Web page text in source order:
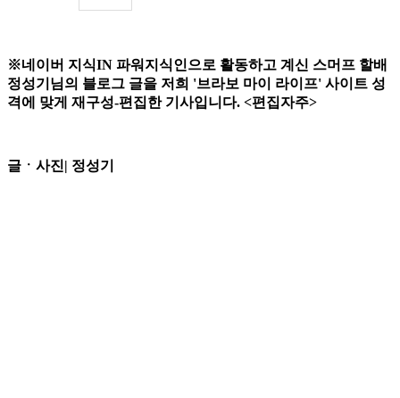
※네이버 지식IN 파워지식인으로 활동하고 계신 스머프 할배
정성기님의 블로그 글을 저희 '브라보 마이 라이프' 사이트 성
격에 맞게 재구성-편집한 기사입니다. <편집자주>
글ㆍ사진| 정성기